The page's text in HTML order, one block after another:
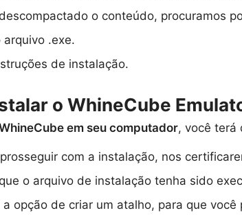
o conteúdo, procuramos
arquivo .exe.
de instalação.
o WhineCube
em seu computador, você terá
com a instalação, nos
o arquivo de instalação tenha sido
a opção de criar um atalho, para que